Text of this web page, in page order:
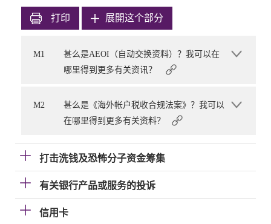
打印 展開这个部分
M1
甚么是AEOI（自动交换资料）？我可以在
哪里得到更多有关资讯？
M2
甚么是《海外帐户税收合规法案》？我可以
在哪里得到更多有关资料？
打击洗钱及恐怖分子资金筹集
有关银行产品或服务的投诉
信用卡